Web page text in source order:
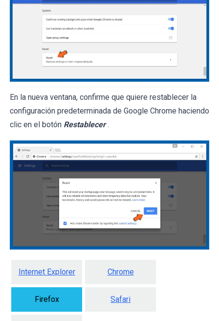
En la nueva ventana, confirme que quiere restablecer la
configuración predeterminada de Google Chrome haciendo
clic en el botón Restablecer .
Internet Explorer Chrome
Firefox Safari